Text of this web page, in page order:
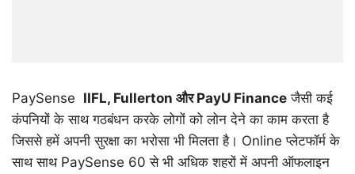
PaySense IIFL, Fullerton औरPayU Finance जैसी कई
कंपनियों के साथ गठबंधन करके लोगों को लोन देने का काम करता है
जिससे हमें अपनी सुरक्षा का भरोसा भी मिलता है। Online प्लेटफॉर्म के
साथ साथ PaySense 60 से भी अधिक शहरों में अपनी ऑफलाइन